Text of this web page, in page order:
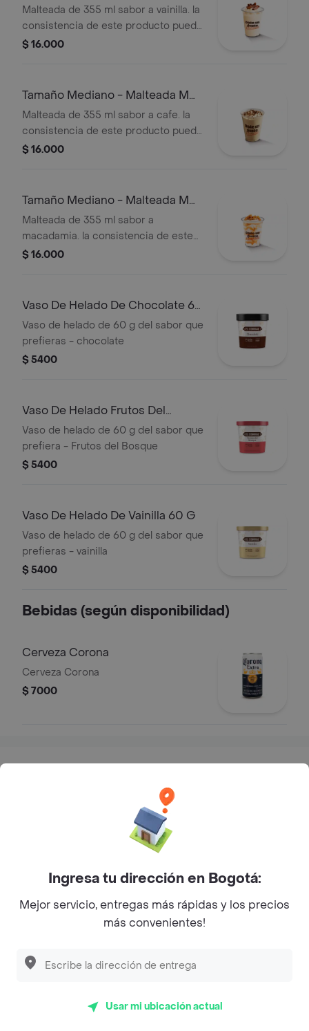
De Vainilla
Malteada de 355 ml sabor a vainilla. la
consistencia de este producto puede
variar debido al tiempo de entrega.
$ 16.000
Tamaño Mediano - Malteada M
De Café
Malteada de 355 ml sabor a cafe. la
consistencia de este producto puede
variar debido al tiempo de entrega
$ 16.000
Tamaño Mediano - Malteada M
De Macadamia
Malteada de 355 ml sabor a
macadamia. la consistencia de este
producto puede variar debido al
$ 16.000
Vaso De Helado De Chocolate 60
G
Vaso de helado de 60 g del sabor que
prefieras - chocolate
$ 5400
Vaso De Helado Frutos Del
Bosque 60g
Vaso de helado de 60 g del sabor que
prefiera - Frutos del Bosque
$ 5400
Vaso De Helado De Vainilla 60 G
Vaso de helado de 60 g del sabor que
prefieras - vainilla
$ 5400
Bebidas (según disponibilidad)
Cerveza Corona
Cerveza Corona
$ 7000
Sobre El Corral - Hamburguesa
Calle 145 # 21-93
Hamburguesa
Rating 3.8
$ 29.900
Vaquero Callejero En Combo
Ingresa tu dirección en Bogotá:
Mejor servicio, entregas más rápidas y los precios
más convenientes!
Usar mi ubicación actual